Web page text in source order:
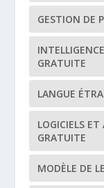
GESTION DE
GRATUITE
LANGUE
LOGICIELS
GRATUITE
MODÈLE DE